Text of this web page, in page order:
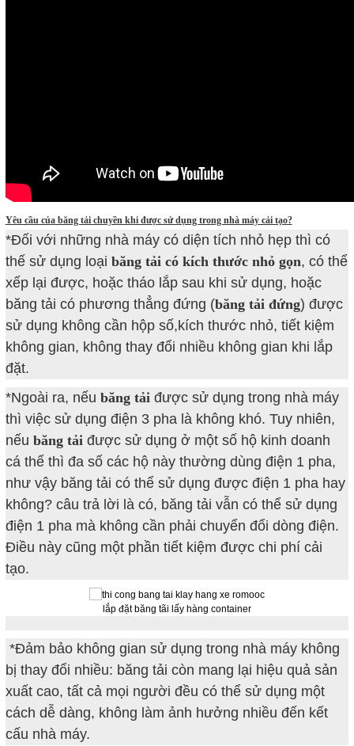
Yêu cầu của băng tải chuyền khi được sử dụng trong nhà máy cải tạo?
*Đối với những nhà máy có diện tích nhỏ hẹp thì có
thế sử dụng loại băng tải có kích thước nhỏ gọn, có thể
xếp lại được, hoặc tháo lắp sau khi sử dụng, hoặc
băng tải có phương thẳng đứng (băng tải đứng) được
sử dụng không cần hộp số,kích thước nhỏ, tiết kiệm
không gian, không thay đổi nhiều không gian khi lắp
đặt.
*Ngoài ra, nếu băng tải được sử dụng trong nhà máy
thì việc sử dụng điện 3 pha là không khó. Tuy nhiên,
nếu băng tải được sử dụng ở một số hộ kinh doanh
cá thể thì đa số các hộ này thường dùng điện 1 pha,
như vậy băng tải có thể sử dụng được điện 1 pha hay
không? câu trả lời là có, băng tải vẫn có thể sử dụng
điện 1 pha mà không cần phải chuyển đổi dòng điện.
Điều này cũng một phần tiết kiệm được chi phí cải
tạo.
lắp đặt băng tãi lấy hàng container
*Đảm bảo không gian sử dụng trong nhà máy không
bị thay đổi nhiều: băng tải còn mang lại hiệu quả sản
xuất cao, tất cả mọi người đều có thể sử dụng một
cách dễ dàng, không làm ảnh hưởng nhiều đến kết
cấu nhà máy.